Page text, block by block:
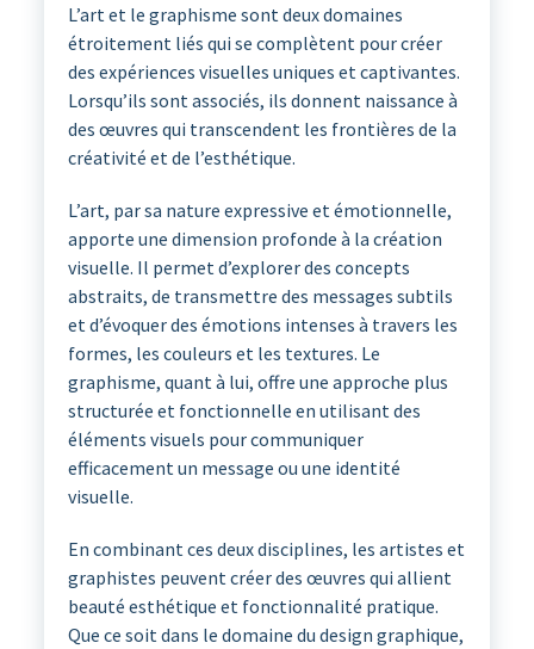
L’art et le graphisme sont deux domaines
étroitement liés qui se complètent pour créer
des expériences visuelles uniques et captivantes.
Lorsqu’ils sont associés, ils donnent naissance à
des œuvres qui transcendent les frontières de la
créativité et de l’esthétique.
L’art, par sa nature expressive et émotionnelle,
apporte une dimension profonde à la création
visuelle. Il permet d’explorer des concepts
abstraits, de transmettre des messages subtils
et d’évoquer des émotions intenses à travers les
formes, les couleurs et les textures. Le
graphisme, quant à lui, offre une approche plus
structurée et fonctionnelle en utilisant des
éléments visuels pour communiquer
efficacement un message ou une identité
visuelle.
En combinant ces deux disciplines, les artistes et
graphistes peuvent créer des œuvres qui allient
beauté esthétique et fonctionnalité pratique.
Que ce soit dans le domaine du design graphique,